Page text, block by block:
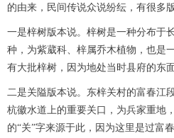
的由来，民间传说众说纷纭，有很多
一是梓树版本说。梓树是一种分布于
种，为紫葳科、梓属乔木植物，也是
有大批梓树，因为地处当时县府的东
二是关隘版本说。东梓关村的富春江
杭徽水道上的重要关口，为兵家重地
的“关”字来源于此，因为这里是过富